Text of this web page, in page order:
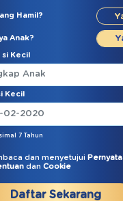
Hamil?
Anak?
si Kecil
Kecil
7 Tahun
dan menyetujui
dan Cookie
Daftar Sekarang